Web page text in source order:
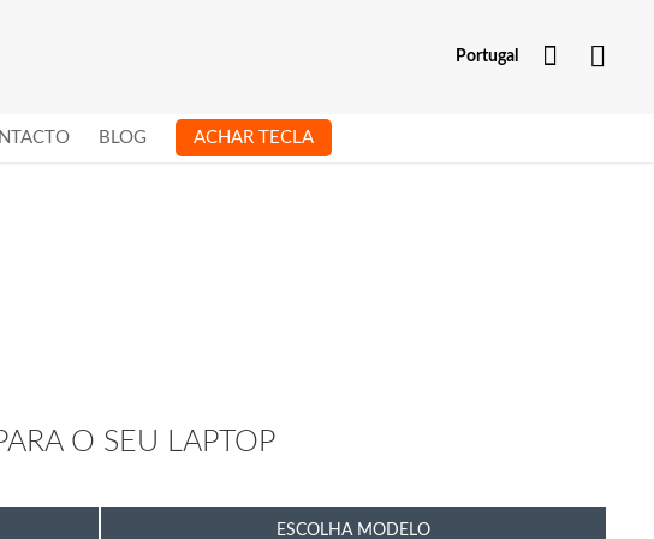
Portugal
Minha
BLOG ACHAR TECLA
O SEU LAPTOP
ESCOLHA MODELO